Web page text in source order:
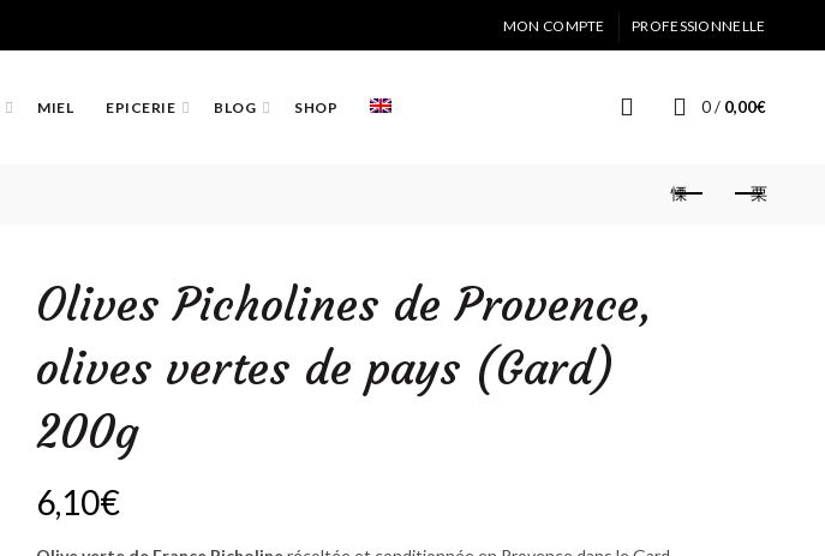
MON COMPTE PROFESSIONNELLE
MIEL EPICERIE BLOG SHOP 0 / 0,00€
Olives Picholines de Provence,
olives vertes de pays (Gard)
200g
6,10€